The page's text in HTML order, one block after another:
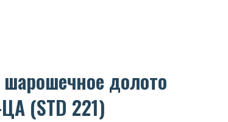
шарошечное долото
(STD 221)